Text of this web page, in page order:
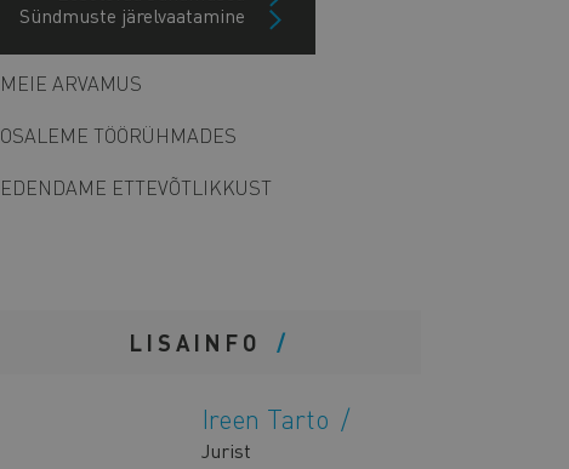
Sündmuste järelvaatamine
Arhiiv
MEIE ARVAMUS
OSALEME TÖÖRÜHMADES
EDENDAME ETTEVÕTLIKKUST
LISAINFO
Ireen Tarto
Jurist